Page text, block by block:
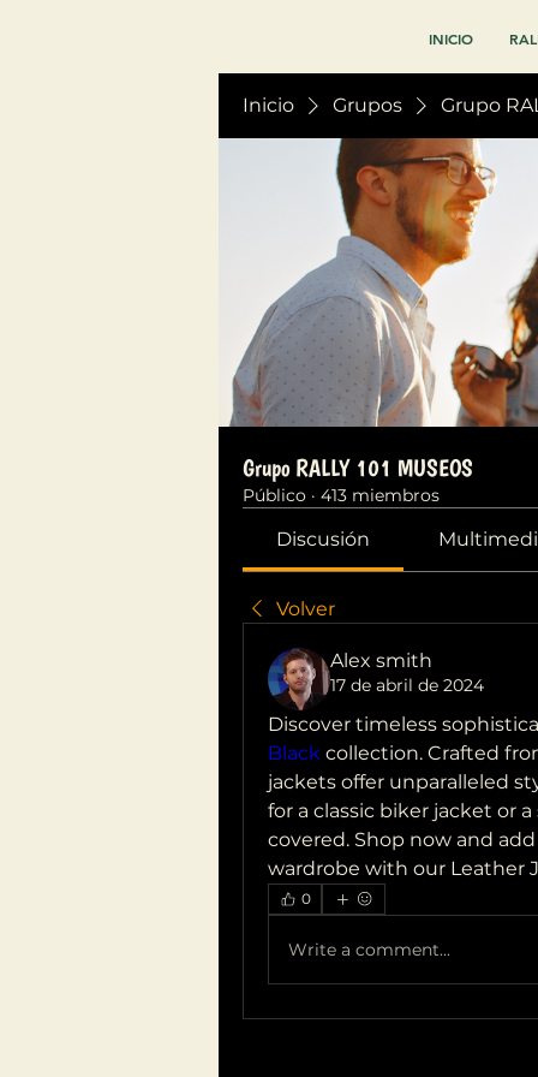
INICIO
Inicio Grupos Grupo
Grupo RALLY 101 MUSEOS
Público · 413 miembros
Discusión
Volver
Alex smith
17 de abril de 2024
Discover timeless
Black collection. Crafted
jackets offer unparalleled
for a classic biker jacket or
covered. Shop now and
wardrobe with our Leather
0
Write a comment...